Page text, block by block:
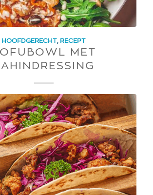
HOOFDGERECHT, RECEPT
MET